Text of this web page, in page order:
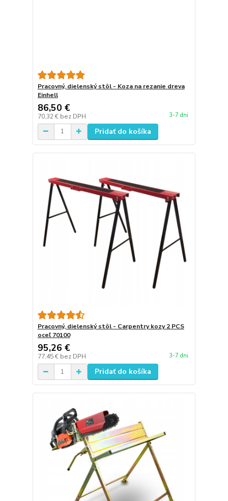
Pracovný, dielenský stôl - Koza na rezanie dreva
Einhell
86,50 €
70,32 € bez DPH 3-7 dni
Pridať do košíka
Pracovný, dielenský stôl - Carpentry kozy 2 PCS
oceľ 70100
95,26 €
77,45 € bez DPH 3-7 dni
Pridať do košíka